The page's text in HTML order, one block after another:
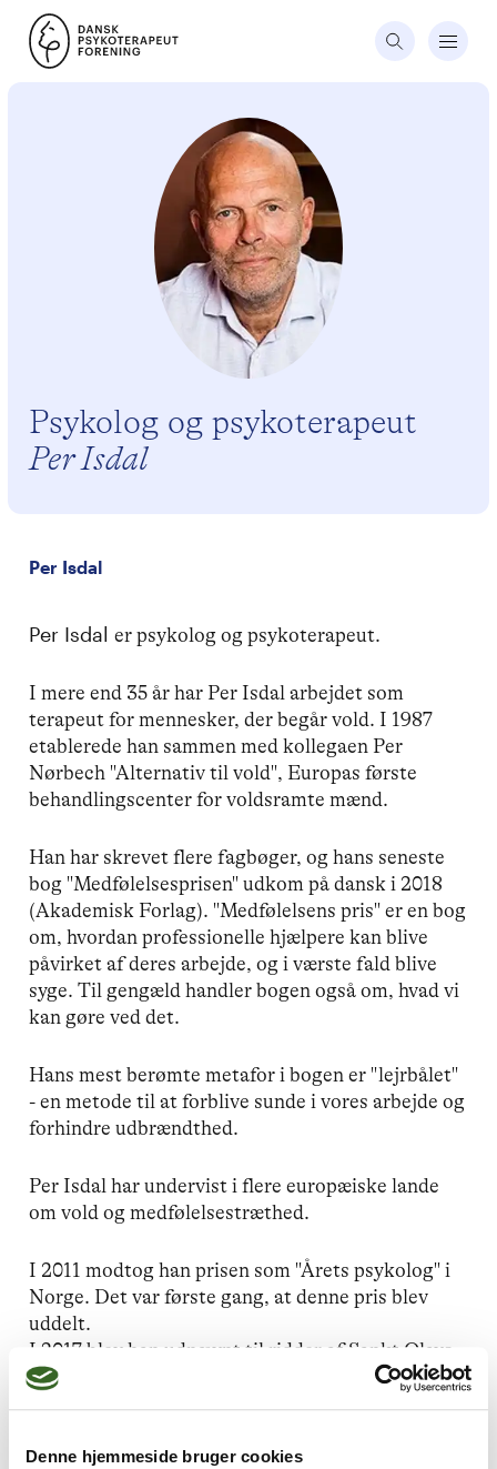
Denne hjemmeside bruger cookies
Psykolog og psykoterapeut
Per Isdal
Per Isdal
Per Isdaler psykolog og psykoterapeut.
I mere end 35 år har Per Isdal arbejdet som
terapeut for mennesker, der begår vold. I 1987
etablerede han sammen med kollegaen Per
Nørbech "Alternativ til vold", Europas første
behandlingscenter for voldsramte mænd.
Han har skrevet flere fagbøger, og hans seneste
bog "Medfølelsesprisen" udkom på dansk i 2018
(Akademisk Forlag). "Medfølelsens pris" er en bog
om, hvordan professionelle hjælpere kan blive
påvirket af deres arbejde, og i værste fald blive
syge. Til gengæld handler bogen også om, hvad vi
kan gøre ved det.
Hans mest berømte metafor i bogen er "lejrbålet"
- en metode til at forblive sunde i vores arbejde og
forhindre udbrændthed.
Per Isdal har undervist i flere europæiske lande
om vold og medfølelsestræthed.
I 2011 modtog han prisen som "Årets psykolog" i
Norge. Det var første gang, at denne pris blev
uddelt.
I 2017 blev han udnævnt til ridder af Sankt Olavs
Orden af den norske konge.